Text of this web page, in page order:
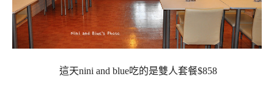
這天nini and blue吃的是雙人套餐$858